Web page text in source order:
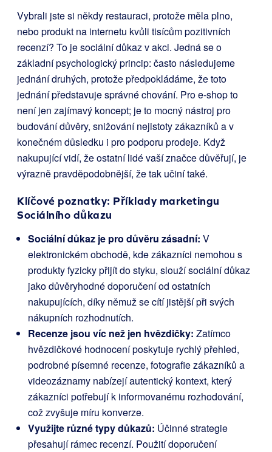
Vybrali jste si někdy restauraci, protože měla plno,
nebo produkt na internetu kvůli tisícům pozitivních
recenzí? To je sociální důkaz v akci. Jedná se o
základní psychologický princip: často následujeme
jednání druhých, protože předpokládáme, že toto
jednání představuje správné chování. Pro e-shop to
není jen zajímavý koncept; je to mocný nástroj pro
budování důvěry, snižování nejistoty zákazníků a v
konečném důsledku i pro podporu prodeje. Když
nakupující vidí, že ostatní lidé vaší značce důvěřují, je
výrazně pravděpodobnější, že tak učiní také.
Klíčové poznatky: Příklady marketingu
Sociálního důkazu
Sociální důkaz je pro důvěru zásadní: V
elektronickém obchodě, kde zákazníci nemohou s
produkty fyzicky přijít do styku, slouží sociální důkaz
jako důvěryhodné doporučení od ostatních
nakupujících, díky němuž se cítí jistější při svých
nákupních rozhodnutích.
Recenze jsou víc než jen hvězdičky: Zatímco
hvězdičkové hodnocení poskytuje rychlý přehled,
podrobné písemné recenze, fotografie zákazníků a
videozáznamy nabízejí autentický kontext, který
zákazníci potřebují k informovanému rozhodování,
což zvyšuje míru konverze.
Využijte různé typy důkazů: Účinné strategie
přesahují rámec recenzí. Použití doporučení